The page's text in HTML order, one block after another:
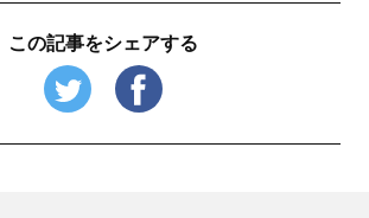
この記事をシェアする